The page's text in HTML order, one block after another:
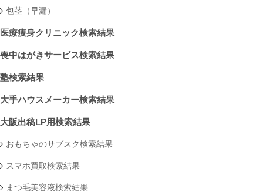
包茎（早漏）
医療痩身クリニック検索結果
喪中はがきサービス検索結果
塾検索結果
大手ハウスメーカー検索結果
大阪出稿LP用検索結果
おもちゃのサブスク検索結果
スマホ買取検索結果
まつ毛美容液検索結果